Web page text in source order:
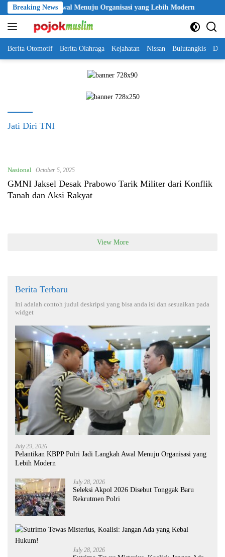
Skip
to
content
Breaking News
Langkah Awal Menuju Organisasi yang Lebih Modern
Berita Otomotif Berita Olahraga Kejahatan Nissan Bulutangkis
Jati Diri TNI
Nasional October 5, 2025
GMNI Jaksel Desak Prabowo Tarik Militer dari Konflik
Tanah dan Aksi Rakyat
View More
Berita Terbaru
Ini adalah contoh judul deskripsi yang bisa anda isi dan sesuaikan pada
widget
July 29, 2026
Pelantikan KBPP Polri Jadi Langkah Awal Menuju Organisasi yang
Lebih Modern
July 28, 2026
Seleksi Akpol 2026 Disebut Tonggak Baru
Rekrutmen Polri
July 28, 2026